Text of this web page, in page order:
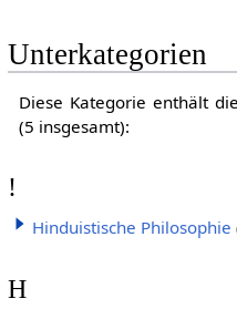
Unterkategorien
Diese Kategorie enthält
(5 insgesamt):
!
Hinduistische Philosophie
H